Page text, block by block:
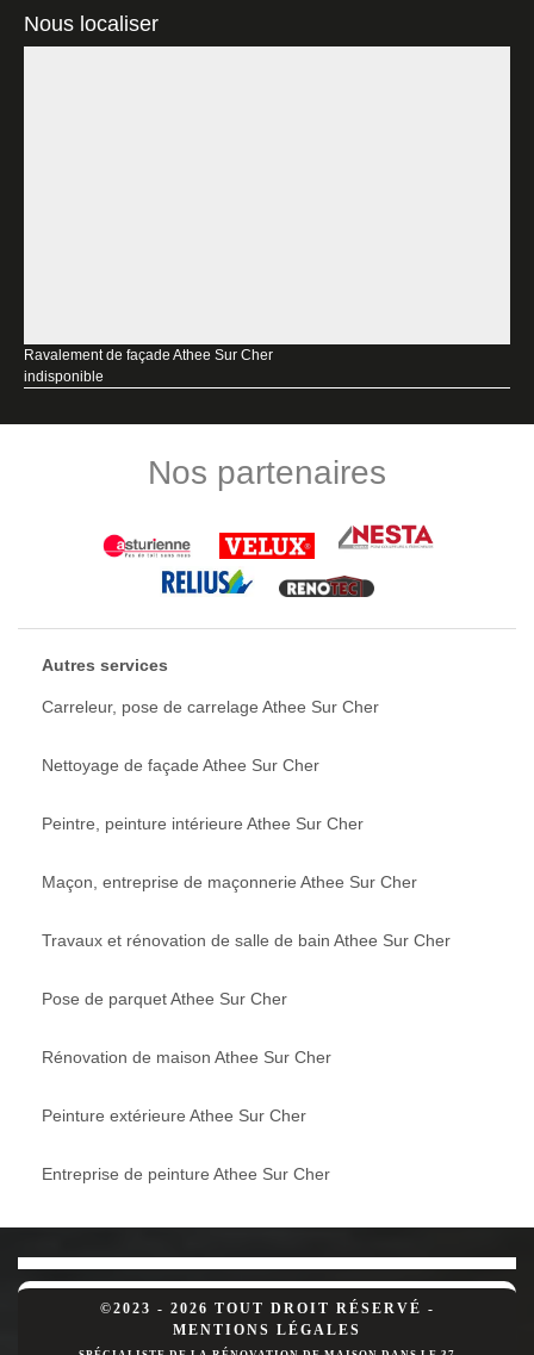
Nous localiser
Ravalement de façade Athee Sur Cher
indisponible
Nos partenaires
Autres services
Carreleur, pose de carrelage Athee Sur Cher
Nettoyage de façade Athee Sur Cher
Peintre, peinture intérieure Athee Sur Cher
Maçon, entreprise de maçonnerie Athee Sur Cher
Travaux et rénovation de salle de bain Athee Sur Cher
Pose de parquet Athee Sur Cher
Rénovation de maison Athee Sur Cher
Peinture extérieure Athee Sur Cher
Entreprise de peinture Athee Sur Cher
©2023 - 2026 TOUT DROIT RÉSERVÉ -
MENTIONS LÉGALES